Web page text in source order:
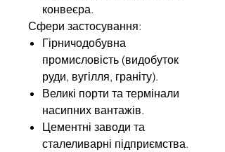
конвеєра.
Сфери застосування:
Гірничодобувна
промисловість (видобуток
руди, вугілля, граніту).
Великі порти та термінали
насипних вантажів.
Цементні заводи та
сталеливарні підприємства.